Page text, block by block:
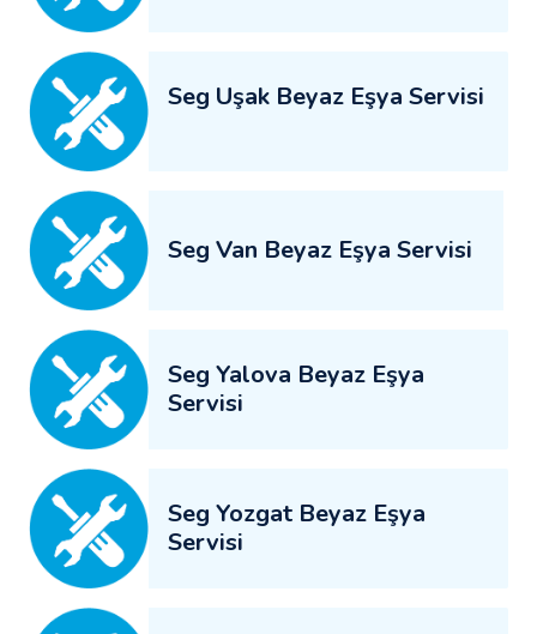
Seg Uşak Beyaz Eşya Servisi
Seg Van Beyaz Eşya Servisi
Seg Yalova Beyaz Eşya
Servisi
Seg Yozgat Beyaz Eşya
Servisi